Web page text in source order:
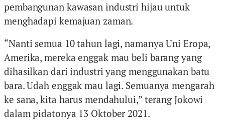
pembangunan kawasan industri hijau untuk
menghadapi kemajuan zaman.
“Nanti semua 10 tahun lagi, namanya Uni Eropa,
Amerika, mereka enggak mau beli barang yang
dihasilkan dari industri yang menggunakan batu
bara. Udah enggak mau lagi. Semuanya mengarah
ke sana, kita harus mendahului,” terang Jokowi
dalam pidatonya 13 Oktober 2021.